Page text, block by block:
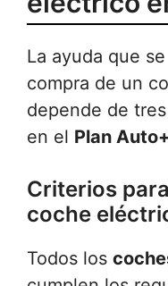
La ayuda que
compra de un
depende de
en el Plan Auto+
Criterios
coche
Todos los